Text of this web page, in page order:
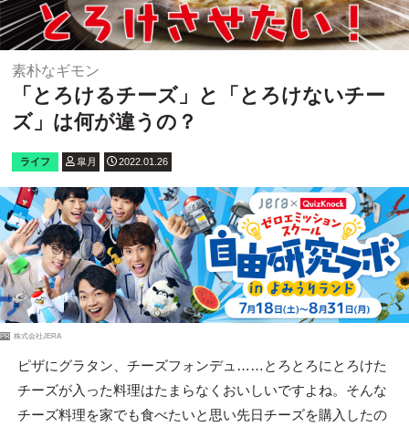
素朴なギモン
「とろけるチーズ」と「とろけないチー
ズ」は何が違うの？
ライフ 皐月 2022.01.26
PR 株式会社JERA
ピザにグラタン、チーズフォンデュ……とろとろにとろけた
チーズが入った料理はたまらなくおいしいですよね。そんな
チーズ料理を家でも食べたいと思い先日チーズを購入したの